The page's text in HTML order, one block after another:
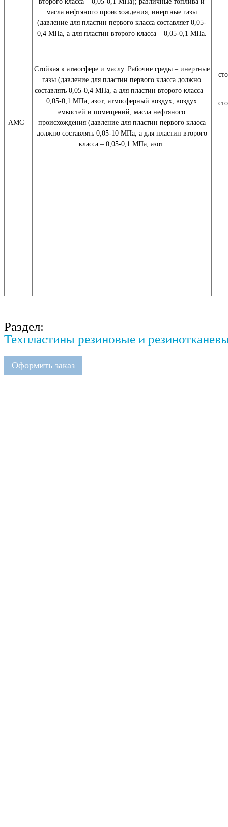
АМС
масла нефтяного происхождения; инертные газы
(давление для пластин первого класса составляет 0,05-
0,4 МПа, а для пластин второго класса – 0,05-0,1 МПа.
Стойкая к атмосфере и маслу. Рабочие среды – инертные
газы (давление для пластин первого класса должно
составлять 0,05-0,4 МПа, а для пластин второго класса –
0,05-0,1 МПа; азот; атмосферный воздух, воздух
емкостей и помещений; масла нефтяного
происхождения (давление для пластин первого класса
должно составлять 0,05-10 МПа, а для пластин второго
класса – 0,05-0,1 МПа; азот.
Раздел:
Техпластины резиновые и
Оформить заказ